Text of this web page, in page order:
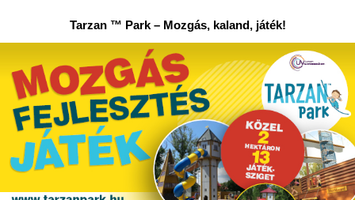
Tarzan ™ Park– Mozgás, kaland, játék!